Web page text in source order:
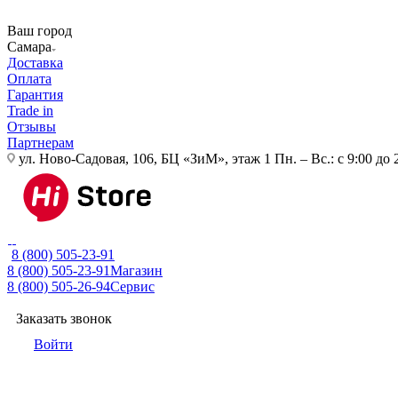
Ваш город
Самара
Доставка
Оплата
Гарантия
Trade in
Отзывы
Партнерам
ул. Ново-Садовая, 106, БЦ «ЗиМ», этаж 1 Пн. – Вс.: с 9:00 до
8 (800) 505-23-91
8 (800) 505-23-91Магазин
8 (800) 505-26-94Сервис
Заказать звонок
Войти